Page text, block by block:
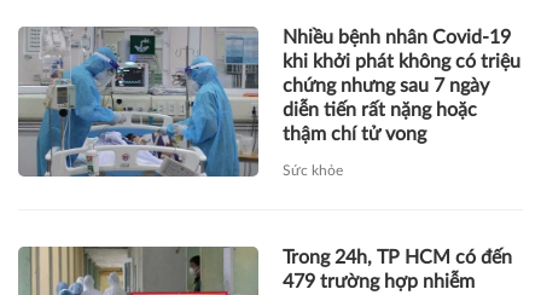
Nhiều bệnh nhân Covid-19
khi khởi phát không có triệu
chứng nhưng sau 7 ngày
diễn tiến rất nặng hoặc
thậm chí tử vong
Sức khỏe
Trong 24h, TP HCM có đến
479 trường hợp nhiễm